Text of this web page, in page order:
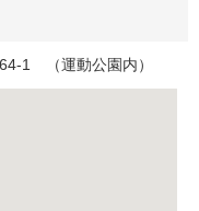
1 （運動公園内）